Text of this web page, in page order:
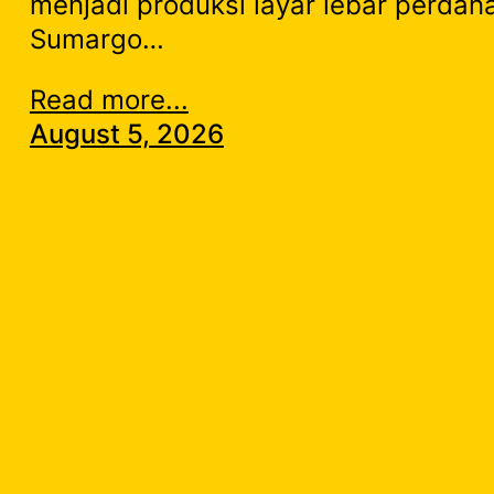
Sumargo…
Read more...
August 5, 2026